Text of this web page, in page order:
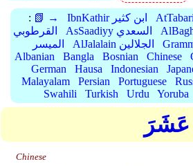
: 📗 → IbnKathir ابن كثير
القرطوبي
AsSaadiyy السعدي
الميسر
AlJalalain الجلالين
Albanian
Bangla Bosnian Chinese
German
Hausa Indonesian
Malayalam
Persian Portuguese
Swahili
Turkish Urdu Yoruba
عَشَرَ
Chinese